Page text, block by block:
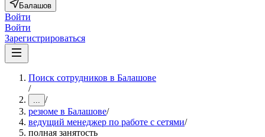
Балашов
Войти
Войти
Зарегистрироваться
Поиск сотрудников в Балашове
/
... /
резюме в Балашове/
ведущий менеджер по работе с сетями/
полная занятость